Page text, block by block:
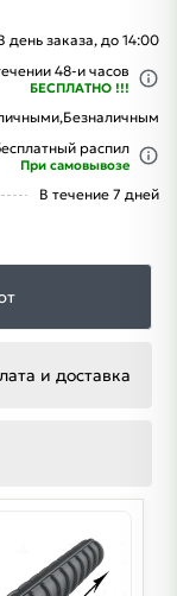
день заказа, до 14:00
48-и часов
БЕСПЛАТНО !!!
Безналичным
распил
При самовывозе
В течение 7 дней
и доставка